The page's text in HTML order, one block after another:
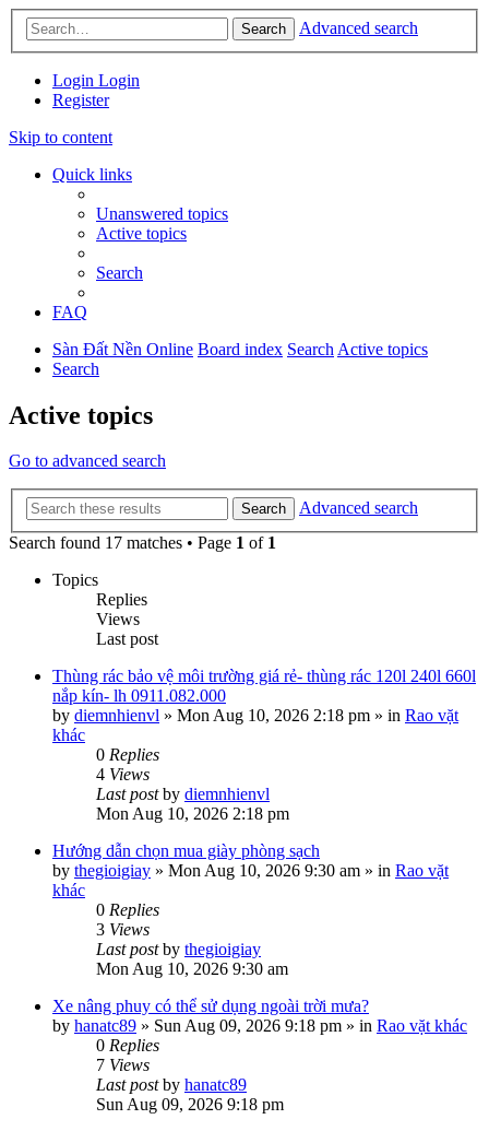
Search Advanced search
Login Login
Register
Skip to content
Quick links
Unanswered topics
Active topics
Search
FAQ
Sàn Đất Nền Online Board index Search Active topics
Search
Active topics
Go to advanced search
Search
Advanced search
Search found 17 matches • Page 1 of 1
Topics
Replies
Views
Last post
Thùng rác bảo vệ môi trường giá rẻ- thùng rác 120l 240l 660l
nắp kín- lh 0911.082.000
by diemnhienvl » Mon Aug 10, 2026 2:18 pm » in Rao vặt
khác
0 Replies
4 Views
Last postby diemnhienvl
Mon Aug 10, 2026 2:18 pm
Hướng dẫn chọn mua giày phòng sạch
by thegioigiay » Mon Aug 10, 2026 9:30 am » in Rao vặt
khác
0 Replies
3 Views
Last postby thegioigiay
Mon Aug 10, 2026 9:30 am
Xe nâng phuy có thể sử dụng ngoài trời mưa?
by hanatc89 » Sun Aug 09, 2026 9:18 pm » in Rao vặt khác
0 Replies
7 Views
Last postby hanatc89
Sun Aug 09, 2026 9:18 pm